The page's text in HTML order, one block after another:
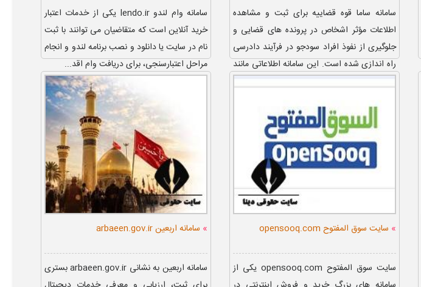
سامانه ساما قوه قضاییه برای ثبت و مشاهده
اطلاعات مؤثر اشخاص در پرونده های قضایی و
جلوگیری از نفوذ افراد سودجو در فرآیند دادرسی
راه اندازی شده است. این سامانه اطلاعاتی مانند
سامانه وام لندو lendo.ir یکی از خدمات اعتبار
خرید آنلاین است که متقاضیان می توانند با ثبت
نام در سایت یا دانلود و نصب برنامه لندو و انجام
مراحل اعتبارسنجی، برای دریافت وام اقد...
» سایت سوق المفتوح opensooq.com
سایت سوق المفتوح opensooq.com یکی از
» سامانه اربعین arbaeen.gov.ir
سامانه اربعین به نشانی arbaeen.gov.ir بستری